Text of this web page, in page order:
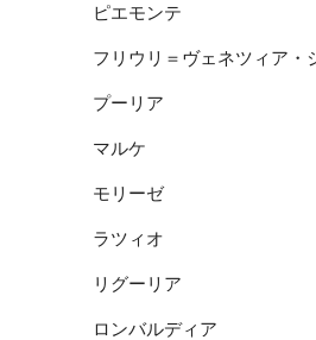
ピエモンテ
フリウリ＝ヴェネツィア・
プーリア
マルケ
モリーゼ
ラツィオ
リグーリア
ロンバルディア